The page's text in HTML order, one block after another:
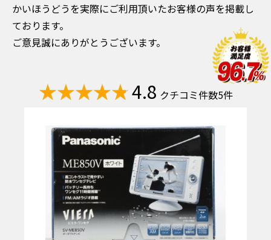
かいほうどうを実際にご利用頂いたお客様の声を掲載し
ております。
ご意見誠にありがとうございます。
4.8 クチコミ件数5件